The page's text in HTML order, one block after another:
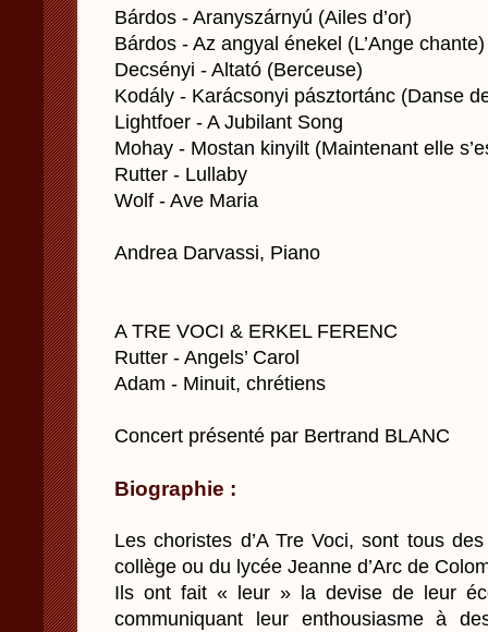
Bárdos - Aranyszárnyú (Ailes d’or)
Bárdos - Az angyal énekel (L’Ange chante)
Decsényi - Altató (Berceuse)
Kodály - Karácsonyi pásztortánc (Danse
Lightfoer - A Jubilant Song
Mohay - Mostan kinyilt (Maintenant elle
Rutter - Lullaby
Wolf - Ave Maria
Andrea Darvassi, Piano
A TRE VOCI & ERKEL FERENC
Rutter - Angels’ Carol
Adam - Minuit, chrétiens
Concert présenté par Bertrand BLANC
Biographie :
Les choristes d’A Tre Voci, sont tous
collège ou du lycée Jeanne d’Arc de
Ils ont fait « leur » la devise de leur
communiquant leur enthousiasme à